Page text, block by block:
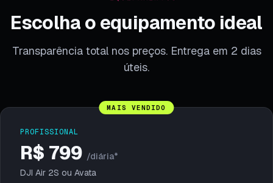
Escolha o equipamento ideal
Transparência total nos preços. Entrega em 2 dias
úteis.
MAIS VENDIDO
PROFISSIONAL
R$ 799 /diária*
DJI Air 2S ou Avata